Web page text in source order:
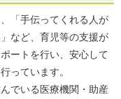
「手伝ってくれる人が
など、育児等の支援が
ートを行い、安心して
っています。
でいる医療機関・助産